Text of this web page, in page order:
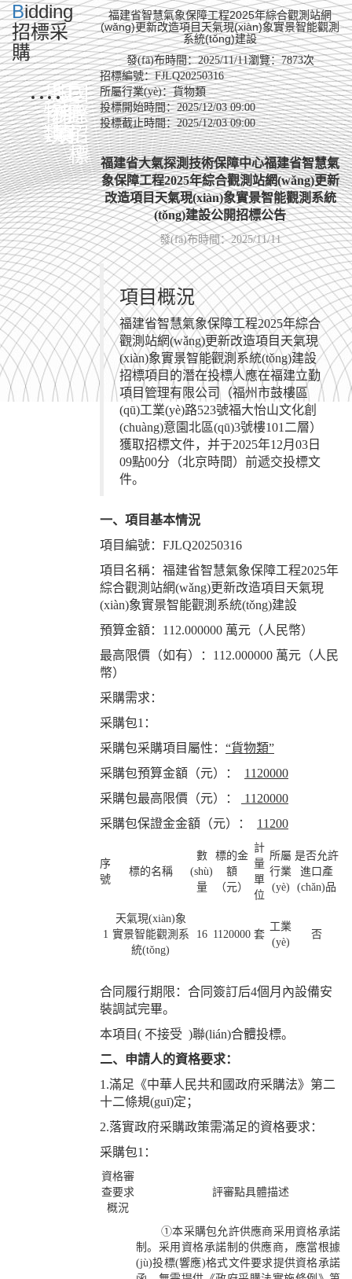
Bidding
招標采
購
貨
物
類
服
務
類
工
程
類
國
際
招
標
福建省智慧氣象保障工程2025年綜合觀測站網
(wǎng)更新改造項目天氣現(xiàn)象實景智能觀測
系統(tǒng)建設
發(fā)布時間：2025/11/11瀏覽：7873次
招標編號：FJLQ20250316
所屬行業(yè)：貨物類
投標開始時間：2025/12/03 09:00
投標截止時間：2025/12/03 09:00
福建省大氣探測技術保障中心福建省智慧氣
象保障工程2025年綜合觀測站網(wǎng)更新
改造項目天氣現(xiàn)象實景智能觀測系統
(tǒng)建設公開招標公告
發(fā)布時間：2025/11/11
項目概況
福建省智慧氣象保障工程2025年綜合
觀測站網(wǎng)更新改造項目天氣現
(xiàn)象實景智能觀測系統(tǒng)建設
招標項目的潛在投標人應在福建立勤
項目管理有限公司（福州市鼓樓區
(qū)工業(yè)路523號福大怡山文化創
(chuàng)意園北區(qū)3號樓101二層）
獲取招標文件，并于2025年12月03日
09點00分（北京時間）前遞交投標文
件。
一、項目基本情況
項目編號：FJLQ20250316
項目名稱：福建省智慧氣象保障工程2025年
綜合觀測站網(wǎng)更新改造項目天氣現
(xiàn)象實景智能觀測系統(tǒng)建設
預算金額：112.000000 萬元（人民幣）
最高限價（如有）：112.000000 萬元（人民
幣）
采購需求：
采購包1：
采購包采購項目屬性： “貨物類”
采購包預算金額（元）： 1120000
采購包最高限價（元）：
1120000
采購包保證金金額（元）： 11200
序
號
標的名稱
數
(shù)
量
標的金
額
（元）
計
量
單
位
所屬
行業
(yè)
是否允許
進口產
(chǎn)品
1
天氣現(xiàn)象
實景智能觀測系
統(tǒng)
16 1120000 套
工業
(yè)
否
合同履行期限：合同簽訂后4個月內設備安
裝調試完畢。
本項目( 不接受 )聯(lián)合體投標。
二、申請人的資格要求：
1.滿足《中華人民共和國政府采購法》第二
十二條規(guī)定；
2.落實政府采購政策需滿足的資格要求：
采購包1：
資格審
查要求
概況
評審點具體描述
①本采購包允許供應商采用資格承諾
制。采用資格承諾制的供應商，應當根據
(jù)投標(響應)格式文件要求提供資格承諾